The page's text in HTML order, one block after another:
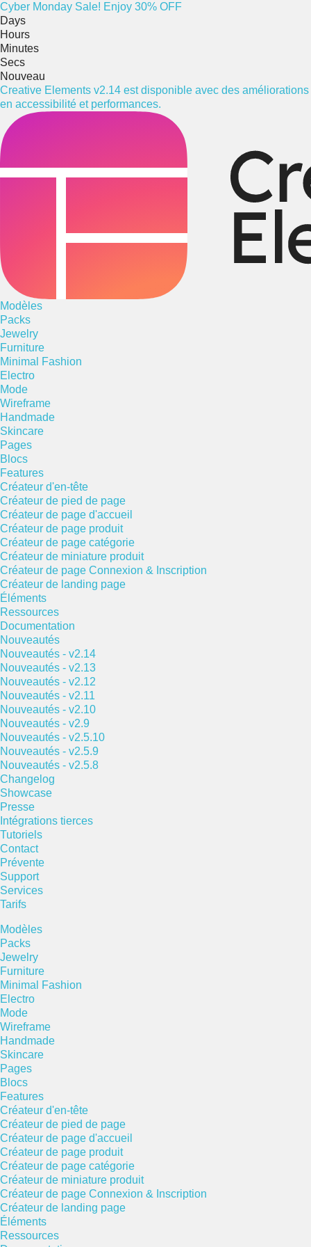
Cyber Monday Sale! Enjoy 30% OFF
Days
Hours
Minutes
Secs
Nouveau
Creative Elements v2.14 est disponible avec des améliorations
en accessibilité et performances.
Modèles
Packs
Jewelry
Furniture
Minimal Fashion
Electro
Mode
Wireframe
Handmade
Skincare
Pages
Blocs
Features
Créateur d'en-tête
Créateur de pied de page
Créateur de page d'accueil
Créateur de page produit
Créateur de page catégorie
Créateur de miniature produit
Créateur de page Connexion & Inscription
Créateur de landing page
Éléments
Ressources
Documentation
Nouveautés
Nouveautés - v2.14
Nouveautés - v2.13
Nouveautés - v2.12
Nouveautés - v2.11
Nouveautés - v2.10
Nouveautés - v2.9
Nouveautés - v2.5.10
Nouveautés - v2.5.9
Nouveautés - v2.5.8
Changelog
Showcase
Presse
Intégrations tierces
Tutoriels
Contact
Prévente
Support
Services
Tarifs
Modèles
Packs
Jewelry
Furniture
Minimal Fashion
Electro
Mode
Wireframe
Handmade
Skincare
Pages
Blocs
Features
Créateur d'en-tête
Créateur de pied de page
Créateur de page d'accueil
Créateur de page produit
Créateur de page catégorie
Créateur de miniature produit
Créateur de page Connexion & Inscription
Créateur de landing page
Éléments
Ressources